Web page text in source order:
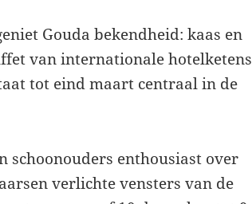
Gouda bekendheid: kaas en
van internationale hotelketens
tot eind maart centraal in de
schoonouders enthousiast over
verlichte vensters van de